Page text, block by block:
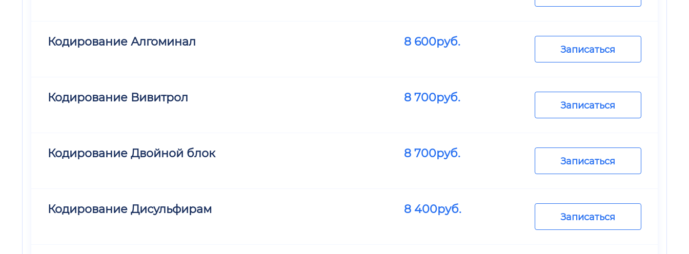
Кодирование Алгоминал 8 600руб.
Записаться
Кодирование Вивитрол 8 700руб.
Записаться
Кодирование Двойной блок 8 700руб.
Записаться
Кодирование Дисульфирам 8 400руб.
Записаться